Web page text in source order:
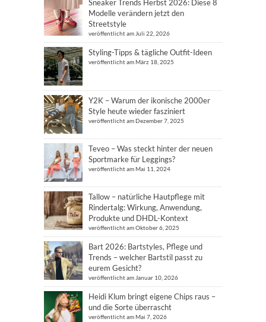
Sneaker Trends Herbst 2026: Diese 8
Modelle verändern jetzt den
Streetstyle
veröffentlicht am Juli 22, 2026
Styling-Tipps & tägliche Outfit-Ideen
veröffentlicht am März 18, 2025
Y2K – Warum der ikonische 2000er
Style heute wieder fasziniert
veröffentlicht am Dezember 7, 2025
Teveo – Was steckt hinter der neuen
Sportmarke für Leggings?
veröffentlicht am Mai 11, 2024
Tallow – natürliche Hautpflege mit
Rindertalg: Wirkung, Anwendung,
Produkte und DHDL-Kontext
veröffentlicht am Oktober 6, 2025
Bart 2026: Bartstyles, Pflege und
Trends – welcher Bartstil passt zu
eurem Gesicht?
veröffentlicht am Januar 10, 2026
Heidi Klum bringt eigene Chips raus –
und die Sorte überrascht
veröffentlicht am Mai 7, 2026